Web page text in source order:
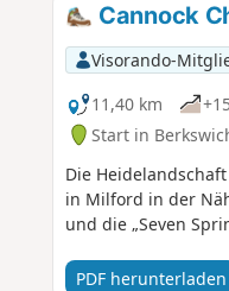
Cannock
Visorando-
11,40 km
Start in
Die
in Milford in der
und die „Seven
PDF herunterladen